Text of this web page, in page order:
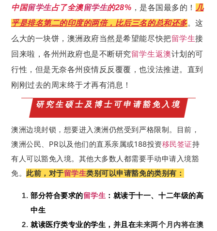
中国留学生占了全澳留学生的28% ，是各国最多的！
几
乎是排名第二的印度的两倍，比后三名的总和还多。这
么大的一块饼，澳洲政府当然是希望能尽快把留学生接
回来啦，各州州政府也是不断研究留学生返澳计划的可
行性，但是无奈各州疫情反反覆覆，也没法推进。直到
刚刚过去的周末终于才再有消息！
研究生硕士及博士可申请豁免入境
澳洲边境封锁，想要进入澳洲仍然受到严格限制。目前，
澳洲公民、PR以及他们的直系亲属或188投资移民签证持
有人可以豁免入境。其他大多数人都需要手动申请入境豁
免。此前，对于留学生类别可以申请豁免的类别有：
部分符合要求的留学生 ：就读于十一、十二年级的高
中生
就读医疗类专业的学生，并且在未来两个月内将在澳